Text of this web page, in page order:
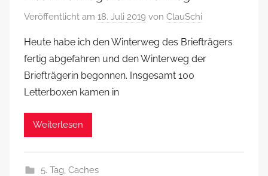
Veröffentlicht am 18. Juli 2019 von ClauSchi
Heute habe ich den Winterweg des Briefträgers
fertig abgefahren und den Winterweg der
Briefträgerin begonnen. Insgesamt 100
Letterboxen kamen in
Weiterlesen
5. Tag, Caches